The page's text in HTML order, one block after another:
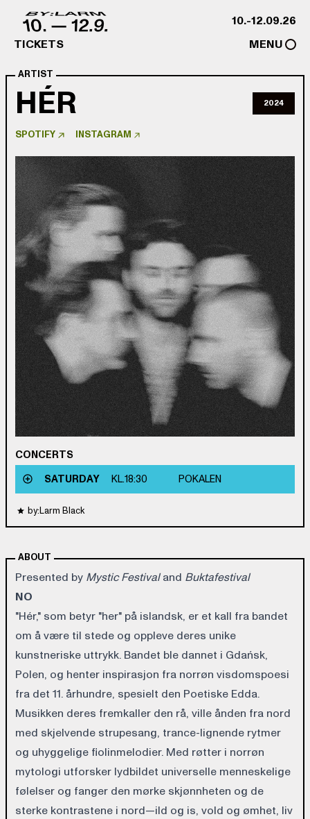
10.-12.09.26
TICKETS
MENU
ARTIST
HÉR 2024
SPOTIFY INSTAGRAM
CONCERTS
SATURDAY
KL.18:30 POKALEN
by:Larm Black
ABOUT
Presented by Mystic Festivaland Buktafestival
NO
"Hér," som betyr "her" på islandsk, er et kall fra bandet
om å være til stede og oppleve deres unike
kunstneriske uttrykk. Bandet ble dannet i Gdańsk,
Polen, og henter inspirasjon fra norrøn visdomspoesi
fra det 11. århundre, spesielt den Poetiske Edda.
Musikken deres fremkaller den rå, ville ånden fra nord
med skjelvende strupesang, trance-lignende rytmer
og uhyggelige fiolinmelodier. Med røtter i norrøn
mytologi utforsker lydbildet universelle menneskelige
følelser og fanger den mørke skjønnheten og de
sterke kontrastene i nord—ild og is, vold og ømhet, liv